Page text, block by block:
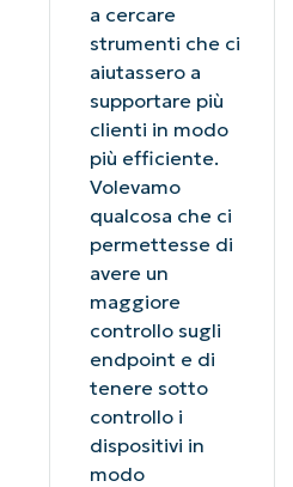
a cercare
strumenti che ci
aiutassero a
supportare più
clienti in modo
più efficiente.
Volevamo
qualcosa che ci
permettesse di
avere un
maggiore
controllo sugli
endpoint e di
tenere sotto
controllo i
dispositivi in
modo